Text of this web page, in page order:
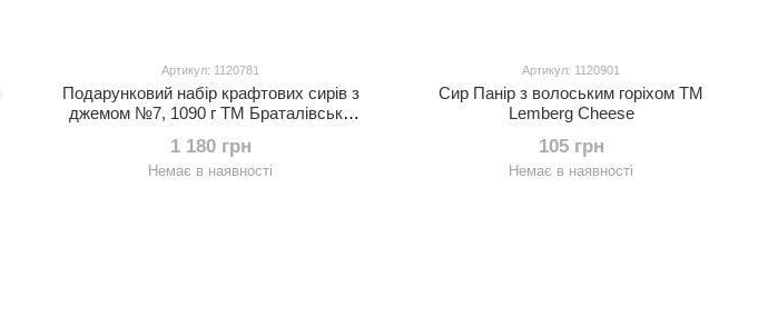
Артикул: 1120781
Подарунковий набір крафтових сирів з
джемом №7, 1090 г ТМ Браталівська
1 180 грн
Немає в наявності
Артикул: 1120901
Сир Панір з волоським горіхом ТМ
Lemberg Cheese
105 грн
Немає в наявності